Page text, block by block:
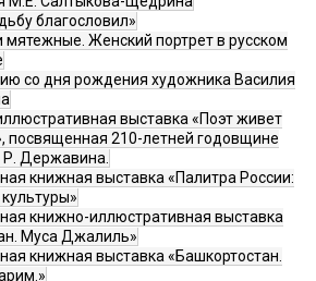
благословил»
мятежные. Женский портрет в русском
со дня рождения художника Василия
выставка «Поэт живет
посвященная 210-летней годовщине
Р. Державина.
книжная выставка «Палитра России:
книжно-иллюстративная выставка
Муса Джалиль»
книжная выставка «Башкортостан.